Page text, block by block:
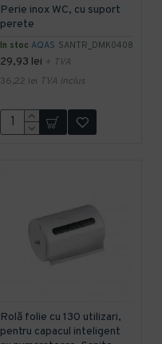
In stoc AQAS SANTR_DMK0408
Perie inox WC, cu suport
perete
29,93 lei + TVA
36,22 lei TVA inclus
Rolă folie cu 130 utilizari,
pentru capacul inteligent